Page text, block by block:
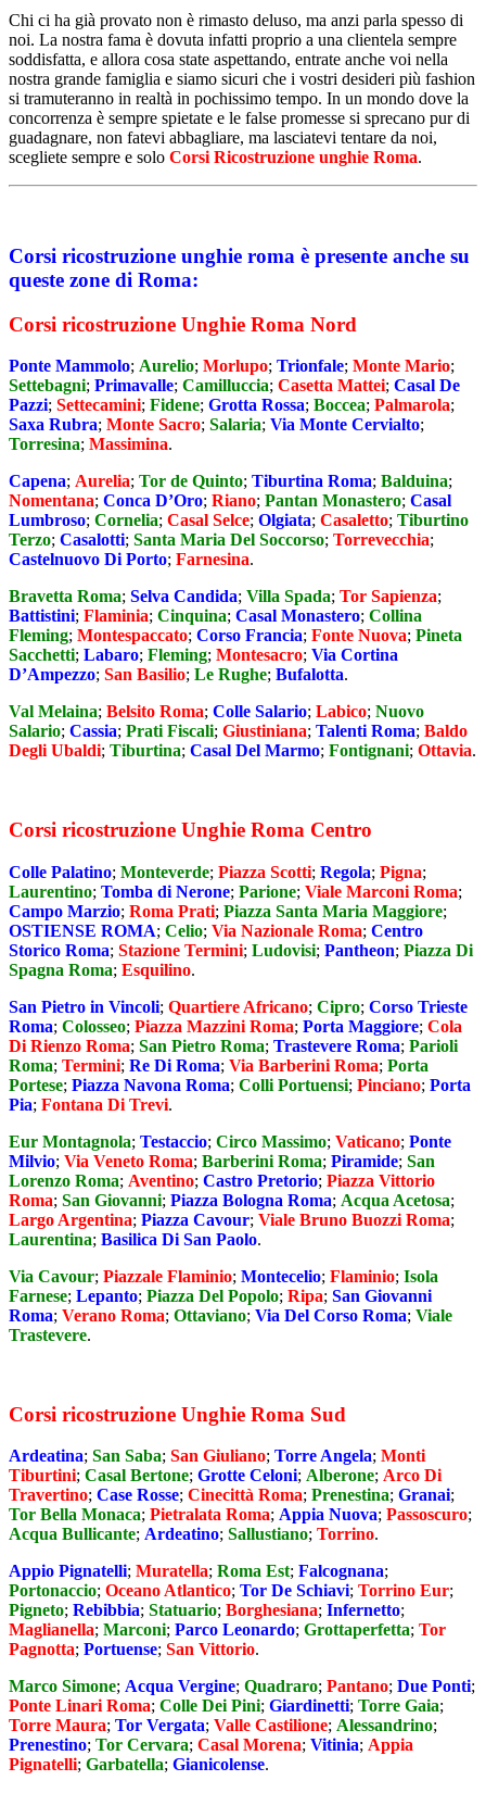
Chi ci ha già provato non è rimasto deluso, ma anzi parla spesso di
noi. La nostra fama è dovuta infatti proprio a una clientela sempre
soddisfatta, e allora cosa state aspettando, entrate anche voi nella
nostra grande famiglia e siamo sicuri che i vostri desideri più fashion
si tramuteranno in realtà in pochissimo tempo. In un mondo dove la
concorrenza è sempre spietate e le false promesse si sprecano pur di
guadagnare, non fatevi abbagliare, ma lasciatevi tentare da noi,
scegliete sempre e solo Corsi Ricostruzione unghie Roma.
Corsi ricostruzione unghie roma è presente anche su
queste zone di Roma:
Corsi ricostruzione Unghie Roma Nord
Ponte Mammolo; Aurelio; Morlupo; Trionfale; Monte Mario;
Settebagni; Primavalle; Camilluccia; Casetta Mattei; Casal De
Pazzi; Settecamini; Fidene; Grotta Rossa; Boccea; Palmarola;
Saxa Rubra; Monte Sacro; Salaria; Via Monte Cervialto;
Torresina; Massimina.
Capena; Aurelia; Tor de Quinto; Tiburtina Roma; Balduina;
Nomentana; Conca D’Oro; Riano; Pantan Monastero; Casal
Lumbroso; Cornelia; Casal Selce; Olgiata; Casaletto; Tiburtino
Terzo; Casalotti; Santa Maria Del Soccorso; Torrevecchia;
Castelnuovo Di Porto; Farnesina.
Bravetta Roma; Selva Candida; Villa Spada; Tor Sapienza;
Battistini; Flaminia; Cinquina; Casal Monastero; Collina
Fleming; Montespaccato; Corso Francia; Fonte Nuova; Pineta
Sacchetti; Labaro; Fleming; Montesacro; Via Cortina
D’Ampezzo; San Basilio; Le Rughe; Bufalotta.
Val Melaina; Belsito Roma; Colle Salario; Labico; Nuovo
Salario; Cassia; Prati Fiscali; Giustiniana; Talenti Roma; Baldo
Degli Ubaldi; Tiburtina; Casal Del Marmo; Fontignani; Ottavia.
Corsi ricostruzione Unghie Roma Centro
Colle Palatino; Monteverde; Piazza Scotti; Regola; Pigna;
Laurentino; Tomba di Nerone; Parione; Viale Marconi Roma;
Campo Marzio; Roma Prati; Piazza Santa Maria Maggiore;
OSTIENSE ROMA; Celio; Via Nazionale Roma; Centro
Storico Roma; Stazione Termini; Ludovisi; Pantheon; Piazza Di
Spagna Roma; Esquilino.
San Pietro in Vincoli; Quartiere Africano; Cipro; Corso Trieste
Roma; Colosseo; Piazza Mazzini Roma; Porta Maggiore; Cola
Di Rienzo Roma; San Pietro Roma; Trastevere Roma; Parioli
Roma; Termini; Re Di Roma; Via Barberini Roma; Porta
Portese; Piazza Navona Roma; Colli Portuensi; Pinciano; Porta
Pia; Fontana Di Trevi.
Eur Montagnola; Testaccio; Circo Massimo; Vaticano; Ponte
Milvio; Via Veneto Roma; Barberini Roma; Piramide; San
Lorenzo Roma; Aventino; Castro Pretorio; Piazza Vittorio
Roma; San Giovanni; Piazza Bologna Roma; Acqua Acetosa;
Largo Argentina; Piazza Cavour; Viale Bruno Buozzi Roma;
Laurentina; Basilica Di San Paolo.
Via Cavour; Piazzale Flaminio; Montecelio; Flaminio; Isola
Farnese; Lepanto; Piazza Del Popolo; Ripa; San Giovanni
Roma; Verano Roma; Ottaviano; Via Del Corso Roma; Viale
Trastevere.
Corsi ricostruzione Unghie Roma Sud
Ardeatina; San Saba; San Giuliano; Torre Angela; Monti
Tiburtini; Casal Bertone; Grotte Celoni; Alberone; Arco Di
Travertino; Case Rosse; Cinecittà Roma; Prenestina; Granai;
Tor Bella Monaca; Pietralata Roma; Appia Nuova; Passoscuro;
Acqua Bullicante; Ardeatino; Sallustiano; Torrino.
Appio Pignatelli; Muratella; Roma Est; Falcognana;
Portonaccio; Oceano Atlantico; Tor De Schiavi; Torrino Eur;
Pigneto; Rebibbia; Statuario; Borghesiana; Infernetto;
Maglianella; Marconi; Parco Leonardo; Grottaperfetta; Tor
Pagnotta; Portuense; San Vittorio.
Marco Simone; Acqua Vergine; Quadraro; Pantano; Due Ponti;
Ponte Linari Roma; Colle Dei Pini; Giardinetti; Torre Gaia;
Torre Maura; Tor Vergata; Valle Castilione; Alessandrino;
Prenestino; Tor Cervara; Casal Morena; Vitinia; Appia
Pignatelli; Garbatella; Gianicolense.